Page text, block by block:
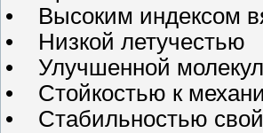
• Высоким индексом
• Низкой летучестью
• Улучшенной
• Стойкостью к
• Стабильностью